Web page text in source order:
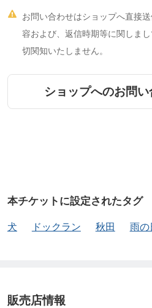

お問い合わせはショップへ直接
容および、返信時期等に関しま
切関知いたしません。
ショップへのお問
本チケットに設定されたタグ
犬 ドックラン 秋田 雨の
販売店情報